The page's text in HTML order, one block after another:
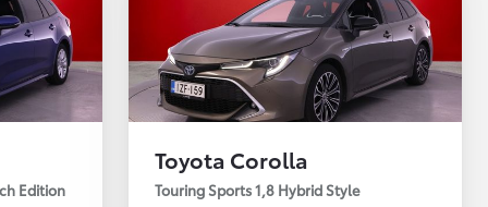
Edition
Toyota Corolla
Touring Sports 1,8 Hybrid Style